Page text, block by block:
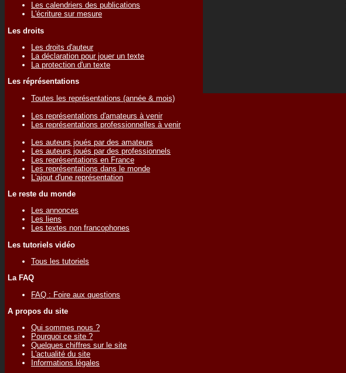
Les calendriers des publications
L'écriture sur mesure
Les droits
Les droits d'auteur
La déclaration pour jouer un texte
La protection d'un texte
Les réprésentations
Toutes les représentations (année & mois)
Les représentations d'amateurs à venir
Les représentations professionnelles à venir
Les auteurs joués par des amateurs
Les auteurs joués par des professionnels
Les représentations en France
Les représentations dans le monde
L'ajout d'une représentation
Le reste du monde
Les annonces
Les liens
Les textes non francophones
Les tutoriels vidéo
Tous les tutoriels
La FAQ
FAQ : Foire aux questions
A propos du site
Qui sommes nous ?
Pourquoi ce site ?
Quelques chiffres sur le site
L'actualité du site
Informations légales